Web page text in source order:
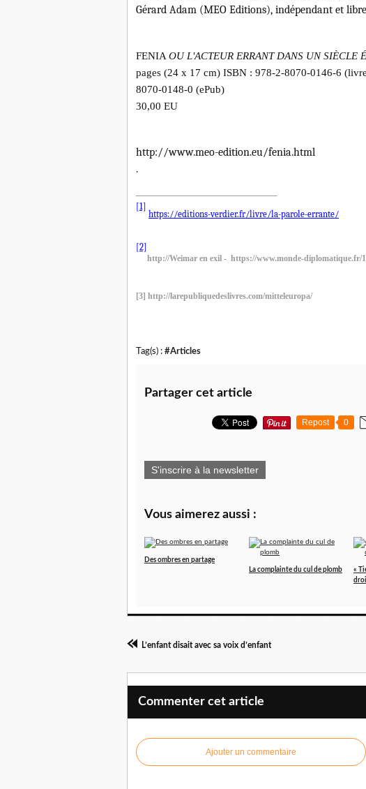
Gérard Adam (MEO Editions), indépendant et
FENIA OU L'ACTEUR ERRANT DANS UN SIÈCLE
pages (24 x 17 cm) ISBN : 978-2-8070-0146-6
8070-0148-0 (ePub)
30,00 EU
http://www.meo-edition.eu/fenia.html
.
[1]
https://editions-verdier.fr/livre/la-parole-errante/
[2]
http://Weimar en exil - https://www.monde-diplomatique.fr/
[3] http://larepubliquedeslivres.com/mitteleuropa/
Tag(s) : #Articles
Partager cet article
Repost 0
S'inscrire à la newsletter
Vous aimerez aussi :
Des ombres en partage
La complainte du cul de plomb
«
L’enfant disait avec sa voix d’enfant
Commenter cet article
Ajouter un commentaire